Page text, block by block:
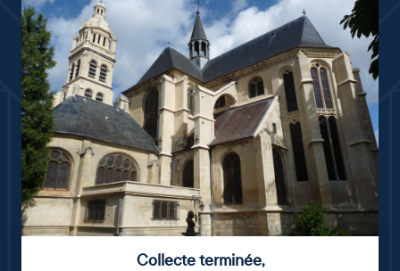
Collecte terminée,